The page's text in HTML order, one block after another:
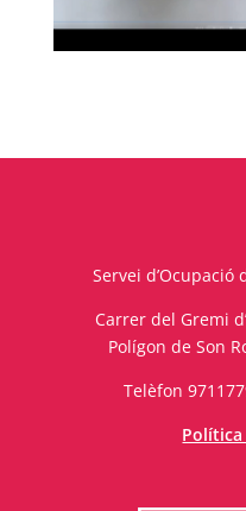
Servei d’Ocupació
Carrer del Gremi
Polígon de Son
Telèfon